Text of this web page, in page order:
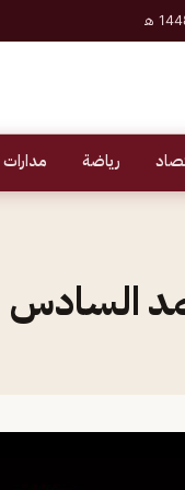
رياضة
السادس